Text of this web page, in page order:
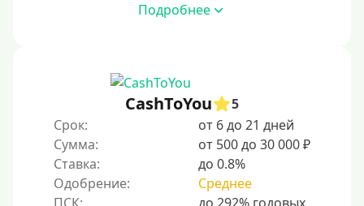
30000 руб на год
35000 руб
40000 руб
Подробнее
CashToYou
5
Срок:
от 6 до 21 дней
Сумма:
от 500 до 30 000 ₽
Ставка:
до 0.8%
Одобрение:
Среднее